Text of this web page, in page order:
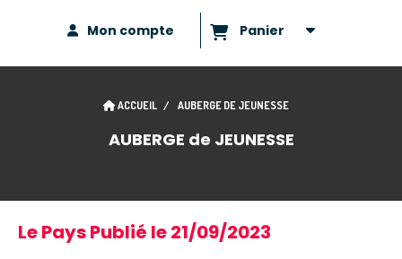
Mon compte Panier
ACCUEIL AUBERGE DE JEUNESSE
AUBERGE de JEUNESSE
Le Pays Publié le 21/09/2023